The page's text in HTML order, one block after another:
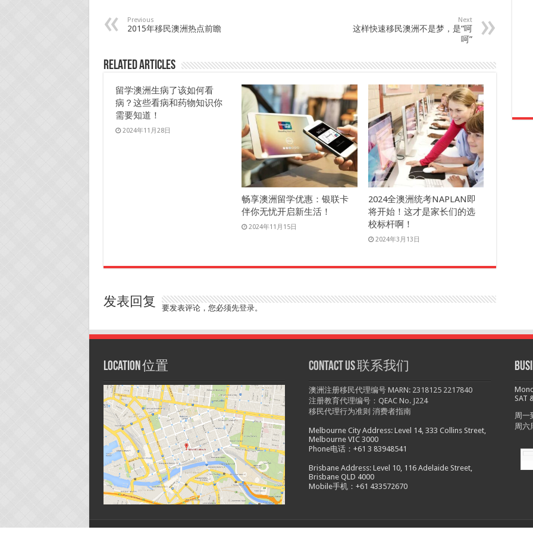
Previous
2015年移民澳洲热点前瞻
Next
这样快速移民澳洲不是梦，是“呵
呵”
Related Articles
留学澳洲生病了该如何看
病？这些看病和药物知识你
需要知道！
2024年11月28日
畅享澳洲留学优惠：银联卡
伴你无忧开启新生活！
2024年11月15日
2024全澳洲统考NAPLAN即
将开始！这才是家长们的选
校标杆啊！
2024年3月13日
发表回复 要发表评论，您必须先登录。
Location 位置 Contact us 联系我们
澳洲注册移民代理编号 MARN: 2318125 2217840
注册教育代理编号：QEAC No. J224
移民代理行为准则 消费者指南
Melbourne City Address: Level 14, 333 Collins Street,
Melbourne VIC 3000
Phone电话：+61 3 83948541
Brisbane Address: Level 10, 116 Adelaide Street,
Brisbane QLD 4000
Mobile手机：+61 433572670
SAT
周一
周六